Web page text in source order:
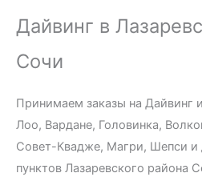
Дайвинг в
Сочи
Принимаем заказы на Дайвинг
Лоо, Вардане, Головинка,
Совет-Квадже, Магри, Шепси и
пунктов Лазаревского района